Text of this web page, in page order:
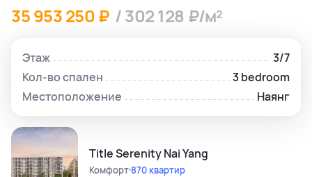
35 953 250 ₽ / 302 128 ₽/м²
Этаж
3/7
Кол-во спален
3 bedroom
Местоположение
Наянг
Title Serenity Nai Yang
Комфорт870 квартир